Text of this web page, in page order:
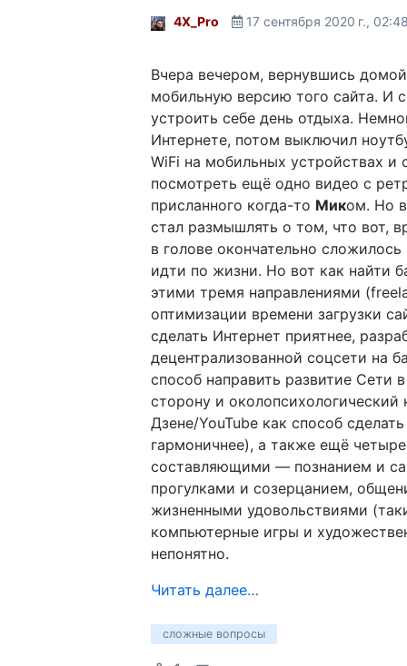
4X_Pro 17 сентября 2020 г.,
Вчера вечером, вернувшись
мобильную версию того сайта. И
устроить себе день отдыха.
Интернете, потом выключил
WiFi на мобильных устройствах и
посмотреть ещё одно видео с
присланного когда-то Миком. Но
стал размышлять о том, что вот,
в голове окончательно
идти по жизни. Но вот как найти
этими тремя направлениями
оптимизации времени загрузки
сделать Интернет приятнее,
децентрализованной соцсети на
способ направить развитие Сети
сторону и околопсихологический
Дзене/YouTube как способ
гармоничнее), а также ещё
составляющими — познанием и
прогулками и созерцанием,
жизненными удовольствиями
компьютерные игры и
непонятно.
Читать далее…
сложные вопросы